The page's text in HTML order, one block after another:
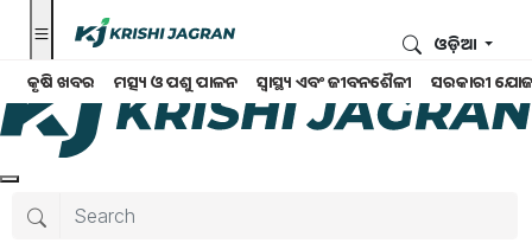
କୃଷି ଖବର ମତ୍ସ୍ୟ ଓ ପଶୁ ପାଳନ ସ୍ୱାସ୍ଥ୍ୟ ଏବଂ ଜୀବନଶୈଳୀ ସରକାରୀ
ଓଡ଼ିଆ